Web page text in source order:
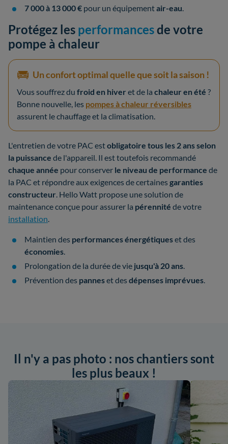
7 000 à 13 000 € pour un équipementair-eau.
Protégez les performancesde votre
pompe à chaleur
Un confort optimal quelle que soit la saison !
Vous souffrez du froid en hiver et de la chaleur en été ?
Bonne nouvelle, les pompes à chaleur réversibles
assurent le chauffage et la climatisation.
L'entretien de votre PAC estobligatoire tous les 2 ans selon
la puissance de l'appareil. Il est toutefois recommandé
chaque année pour conserver le niveau de performance de
la PAC et répondre aux exigences de certainesgaranties
constructeur. Hello Watt propose une solution de
maintenance conçue pour assurer la pérennité de votre
installation.
Maintien des performances énergétiqueset des
économies.
Prolongation de la durée de vie jusqu'à 20 ans.
Prévention des panneset desdépenses imprévues.
Il n'y a pas photo : nos chantiers sont
les plus beaux !